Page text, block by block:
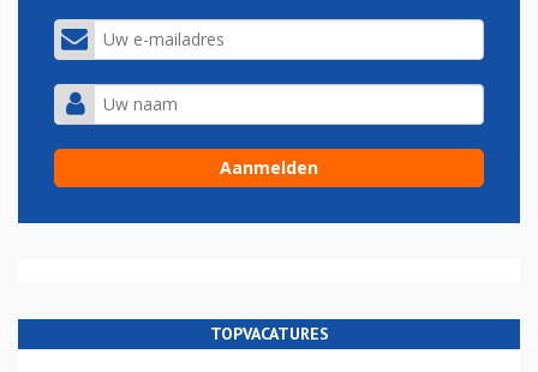
TOPVACATURES